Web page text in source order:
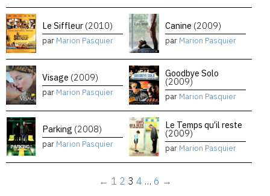
Le Siffleur (2010)
par Marion Pasquier
Canine (2009)
par Marion Pasquier
Visage (2009)
par Marion Pasquier
Goodbye Solo
(2009)
par Marion Pasquier
Parking (2008)
par Marion Pasquier
Le Temps qu’il reste
(2009)
par Marion Pasquier
← 1 2 3 4 … 6 →